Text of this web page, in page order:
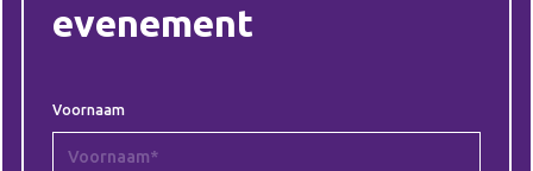
evenement
Voornaam